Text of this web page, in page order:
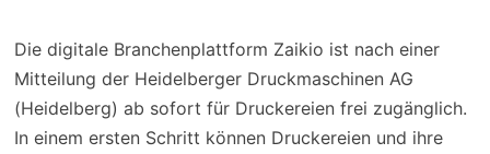
Die digitale Branchenplattform Zaikio ist nach einer
Mitteilung der Heidelberger Druckmaschinen AG
(Heidelberg) ab sofort für Druckereien frei zugänglich.
In einem ersten Schritt können Druckereien und ihre